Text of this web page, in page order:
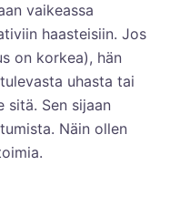
vaikeassa
haasteisiin. Jos
on korkea), hän
uhasta tai
sitä. Sen sijaan
Näin ollen